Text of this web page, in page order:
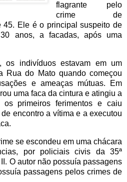
flagrante pelo
crime de
45. Ele é o principal suspeito de
anos, a facadas, após uma
os indivíduos estavam em um
Rua do Mato quando começou
e ameaças mútuas. Em
uma faca da cintura e atingiu a
primeiros ferimentos e caiu
encontro a vítima e a executou
se escondeu em uma chácara
por policiais civis da 35ª
O autor não possuía passagens
passagens pelos crimes de